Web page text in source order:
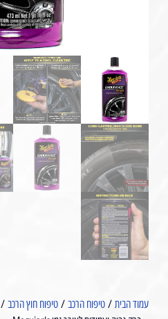
עמוד הבית/ טיפוח הרכב/ טיפוח חוץ הרכב/